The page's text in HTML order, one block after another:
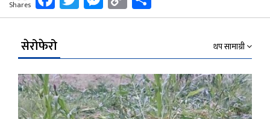
Shares Link
सेरोफेरो थप सामाग्री